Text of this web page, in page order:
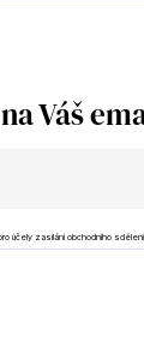
Váš
účely zasílání obchodního